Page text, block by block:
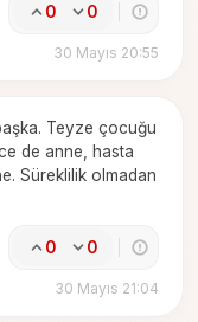
0 0
30 Mayıs 20:55
Teyze çocuğu
de anne, hasta
Süreklilik olmadan
0 0
30 Mayıs 21:04